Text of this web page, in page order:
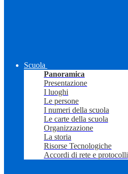
Scuola
Panoramica
Presentazione
I luoghi
Le persone
I numeri della scuola
Le carte della scuola
Organizzazione
La storia
Risorse Tecnologiche
Accordi di rete e protocolli